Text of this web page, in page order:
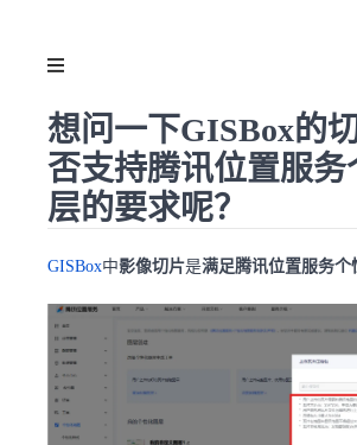
想问一下GISBox的
否支持腾讯位置服务
层的要求呢？
GISBox中影像切片是满足腾讯位置服务个